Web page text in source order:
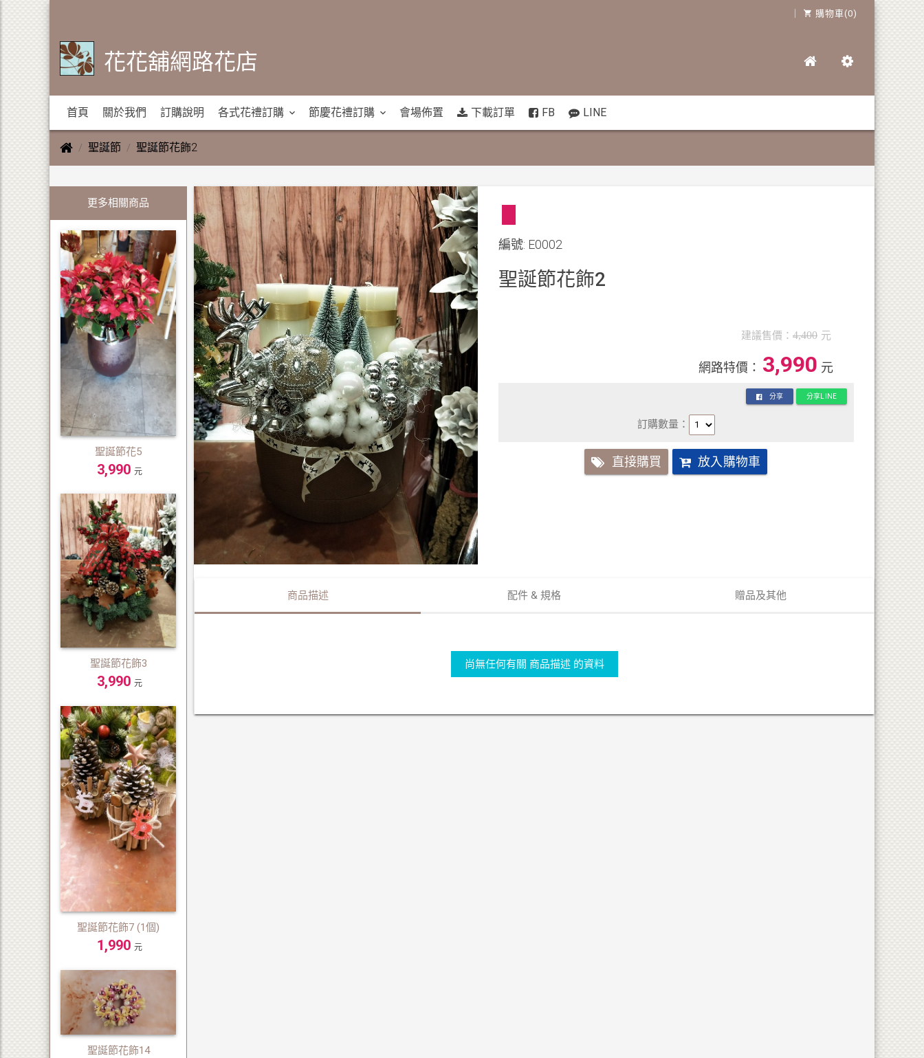
購物車(0)
花花舖網路花店
首頁 關於我們 訂購說明 各式花禮訂購 節慶花禮訂購 會場佈置 下載訂單 FB LINE
聖誕節 聖誕節花飾2
編號: E0002
聖誕節花飾2
建議售價： 4,400 元
網路特價： 3,990 元
分享 分享LINE
訂購數量：
直接購買 放入購物車
商品描述 配件 & 規格 贈品及其他
尚無任何有關 商品描述 的資料
更多相關商品
聖誕節花5
3,990 元
聖誕節花飾3
3,990 元
聖誕節花飾7 (1個)
1,990 元
聖誕節花飾14